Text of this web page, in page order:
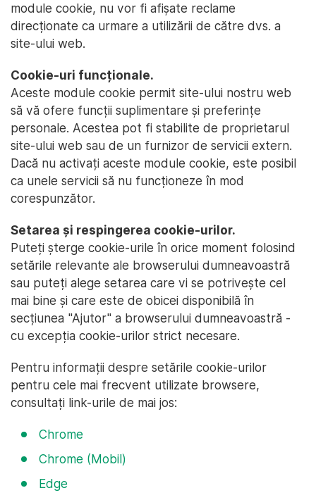
module cookie, nu vor fi afișate reclame
direcționate ca urmare a utilizării de către dvs. a
site-ului web.
Cookie-uri funcționale.
Aceste module cookie permit site-ului nostru web
să vă ofere funcții suplimentare și preferințe
personale. Acestea pot fi stabilite de proprietarul
site-ului web sau de un furnizor de servicii extern.
Dacă nu activați aceste module cookie, este posibil
ca unele servicii să nu funcționeze în mod
corespunzător.
Setarea și respingerea cookie-urilor.
Puteți șterge cookie-urile în orice moment folosind
setările relevante ale browserului dumneavoastră
sau puteți alege setarea care vi se potrivește cel
mai bine și care este de obicei disponibilă în
secțiunea "Ajutor" a browserului dumneavoastră -
cu excepția cookie-urilor strict necesare.
Pentru informații despre setările cookie-urilor
pentru cele mai frecvent utilizate browsere,
consultați link-urile de mai jos:
Chrome
Chrome (Mobil)
Edge